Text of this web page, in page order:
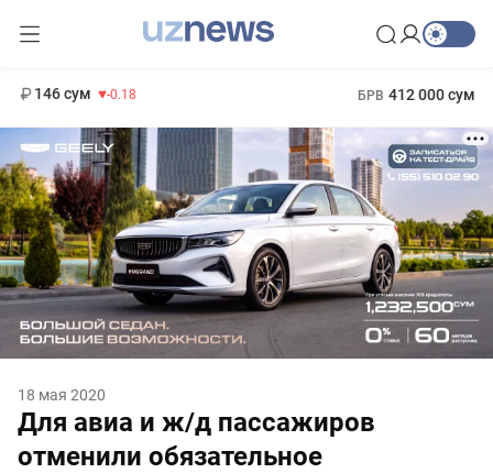
146 сум -0.18 БРВ 412 000 сум
18 мая 2020
Для авиа и ж/д пассажиров
отменили обязательное